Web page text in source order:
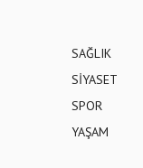
SAĞLIK
SİYASET
SPOR
YAŞAM